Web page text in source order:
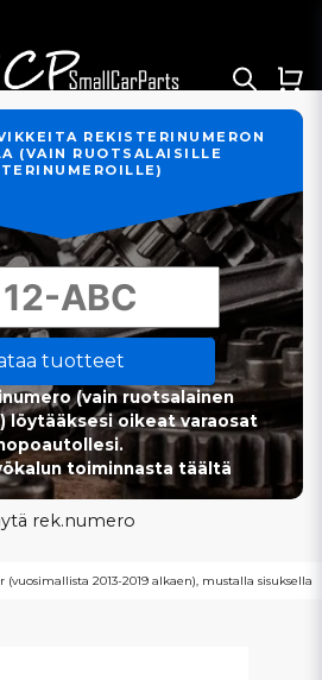
REKISTERINUMERON
(VAIN RUOTSALAISILLE
tuotteet
(vain ruotsalainen
löytääksesi oikeat varaosat
toiminnasta täältä
rek.numero
2013-2019 alkaen), mustalla sisuksella